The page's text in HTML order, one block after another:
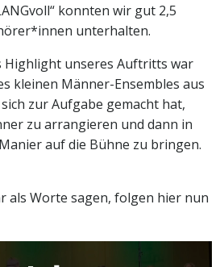
konnten wir gut 2,5
unterhalten.
Highlight unseres Auftritts war
kleinen Männer-Ensembles aus
zur Aufgabe gemacht hat,
zu arrangieren und dann in
auf die Bühne zu bringen.
als Worte sagen, folgen hier nun